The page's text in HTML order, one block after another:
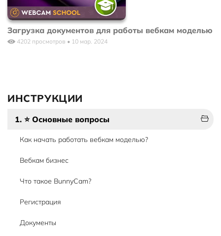
Загрузка документов для работы вебкам моделью
4202 просмотров • 10 мар. 2024
ИНСТРУКЦИИ
1. ⭐ Основные вопросы
Как начать работать вебкам моделью?
Вебкам бизнес
Что такое BunnyCam?
Регистрация
Документы